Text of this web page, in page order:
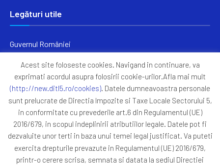
Legături utile
Guvernul României
Primăria Sectorul 5
ANAF
Protocoale
GDPR
Harta Site
Acest site foloseste cookies. Navigand in continuare, va
exprimati acordul asupra folosirii cookie-urilor.Afla mai mult
(http://new.ditl5.ro/cookies). Datele dumneavoastra personale
sunt prelucrate de Directia Impozite si Taxe Locale Sectorului 5,
in conformitate cu prevederile art.6 din Regulamentul (UE)
2016/679, in scopul indeplinirii atributiilor legale. Datele pot fi
dezvaluite unor terti in baza unui temei legal justificat. Va puteti
exercita drepturile prevazute in Regulamentul (UE) 2016/679,
printr-o cerere scrisa, semnata si datata la sediul Directiei